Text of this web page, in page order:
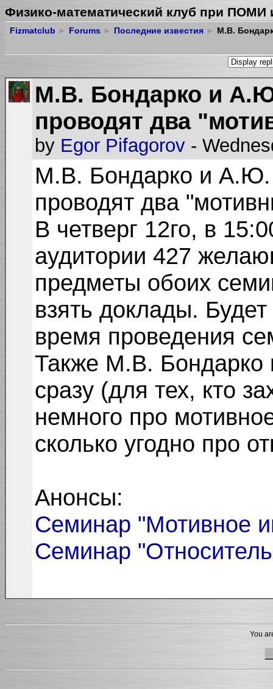
Физико-математический клуб при ПОМИ
Fizmatclub ► Forums ► Последние известия ► М.В.
М.В. Бондарко и
проводят два
by Egor Pifagorov -
М.В. Бондарко и А.Ю.
проводят два
В четверг 12го, в
аудитории 427
предметы обоих
взять доклады.
время проведения
Также М.В. Бондарко
сразу (для тех, кто
немного про
сколько угодно про
Анонсы:
Семинар "Мотивное
Семинар
You